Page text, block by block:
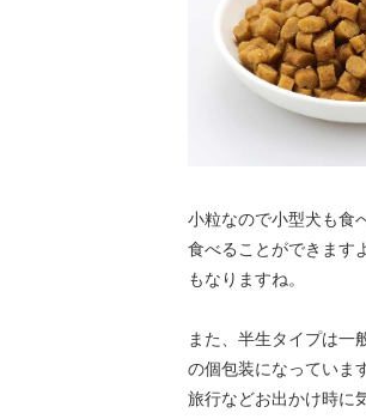
小粒なので小型犬も食
食べることができます
もなりますね。
また、半生タイプは一
の個包装になっていま
旅行などお出かけ時に